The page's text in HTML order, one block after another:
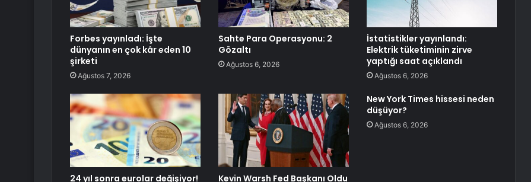
Forbes yayınladı: İşte
dünyanın en çok kâr eden 10
şirketi
Ağustos 7, 2026
Sahte Para Operasyonu: 2
Gözaltı
Ağustos 6, 2026
İstatistikler yayınlandı:
Elektrik tüketiminin zirve
yaptığı saat açıklandı
Ağustos 6, 2026
24 yıl sonra eurolar değişiyor! Kevin Warsh Fed Başkanı Oldu
New York Times hissesi neden
düşüyor?
Ağustos 6, 2026